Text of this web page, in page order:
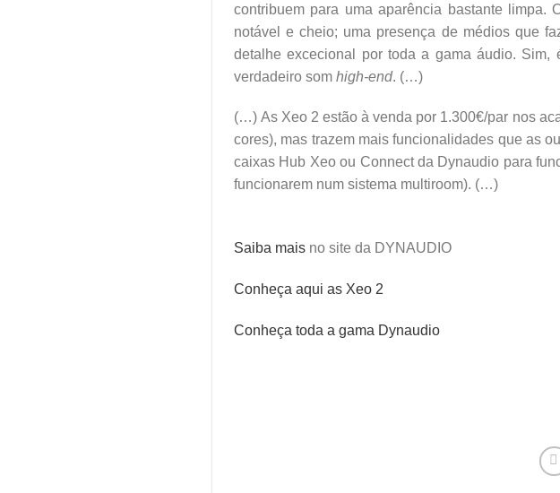
contribuem para uma aparência bastante limpa.
notável e cheio; uma presença de médios que
detalhe excecional por toda a gama áudio.
verdadeiro som high-end. (…)
(…) As Xeo 2 estão à venda por 1.300€/par nos
cores), mas trazem mais funcionalidades que as
caixas Hub Xeo ou Connect da Dynaudio para
funcionarem num sistema multiroom). (…)
Saiba mais no site da DYNAUDIO
Conheça aqui as Xeo 2
Conheça toda a gama Dynaudio